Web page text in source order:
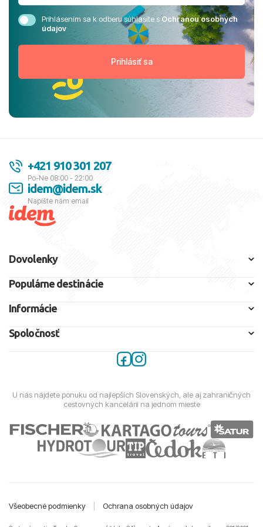
Prihlásením sa k odberu súhlasíte sOchranou osobných
údajov
+421 910 301 207
Po-Ne 08:00 - 22:00
idem@idem.sk
Napíšte nám email
Dovolenky
Populárne destinácie
Informácie
Spoločnosť
U nás nájdete ponuku od najlepších Slovenských, ale aj zahraničných
cestovných kancelárií na jednom mieste
Všeobecné podmienky Ochrana osobných údajov